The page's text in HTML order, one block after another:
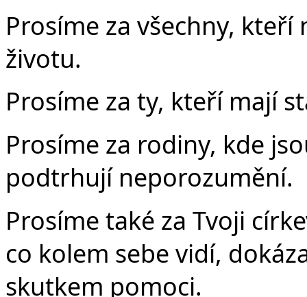
Prosíme za všechny,
životu.
Prosíme za ty, kteří mají
Prosíme za rodiny, kde
podtrhují neporozumění.
Prosíme také za Tvoji
co kolem sebe vidí,
skutkem pomoci.